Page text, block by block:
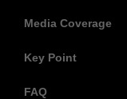
Media Coverage
Key Point
FAQ